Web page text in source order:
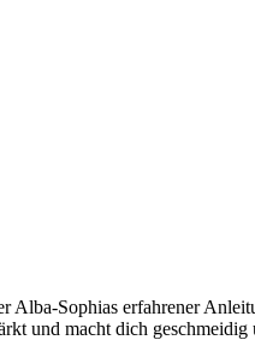
Sophias erfahrener
und macht dich